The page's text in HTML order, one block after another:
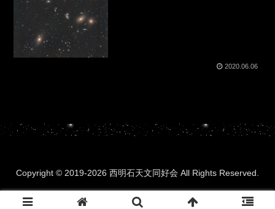
2020.06.06
Copyright © 2019-2026 西明石天文同好会 All Rights Reserved.